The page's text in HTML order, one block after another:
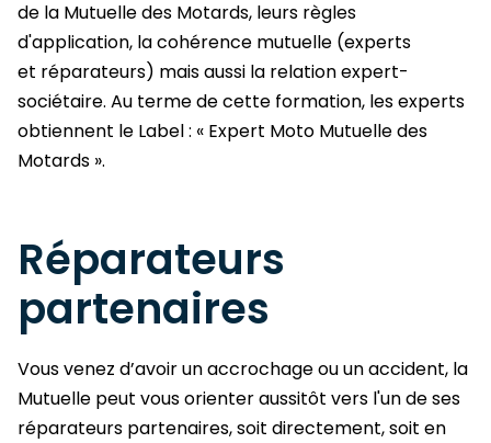
de la Mutuelle des Motards, leurs règles
d'application, la cohérence mutuelle (experts
et réparateurs) mais aussi la relation expert-
sociétaire. Au terme de cette formation, les experts
obtiennent le Label : « Expert Moto Mutuelle des
Motards ».
Réparateurs
partenaires
Vous venez d’avoir un accrochage ou un accident, la
Mutuelle peut vous orienter aussitôt vers l'un de ses
réparateurs partenaires, soit directement, soit en